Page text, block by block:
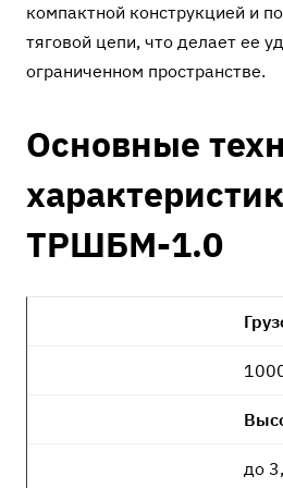
компактной конструкцией и
тяговой цепи, что делает ее
ограниченном пространстве.
Основные
ТРШБМ-1.0
до